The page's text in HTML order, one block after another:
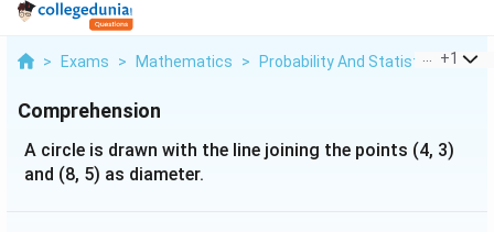
> Exams > Mathematics > Probability And Statistics > A
+1
Comprehension
A circle is drawn with the line joining the points (4, 3)
and (8, 5) as diameter.